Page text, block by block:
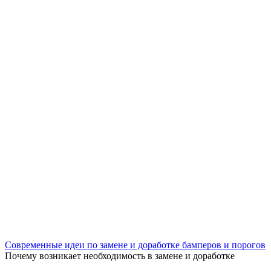
Современные идеи по замене и доработке бамперов и порогов
Почему возникает необходимость в замене и доработке